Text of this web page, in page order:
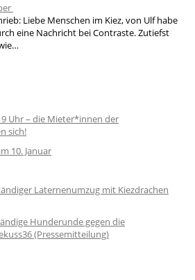
Liebe Menschen im Kiez, von Ulf habe
eine Nachricht bei Contraste. Zutiefst
Uhr – die Mieter*innen der
sich!
10. Januar
Laternenumzug mit Kiezdrachen
Hunderunde gegen die
(Pressemitteilung)